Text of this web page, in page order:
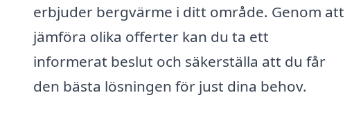
erbjuder bergvärme i ditt område. Genom att
jämföra olika offerter kan du ta ett
informerat beslut och säkerställa att du får
den bästa lösningen för just dina behov.